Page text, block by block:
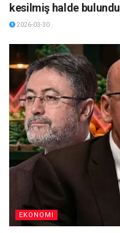
kesilmiş halde bulundu
2026-03-30
EKONOMI